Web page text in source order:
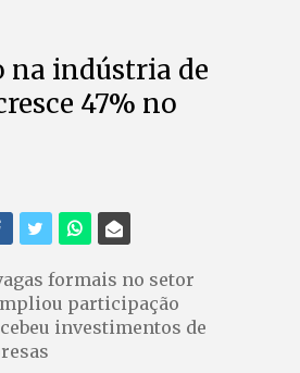
na indústria de
47% no
formais no setor
participação
investimentos de